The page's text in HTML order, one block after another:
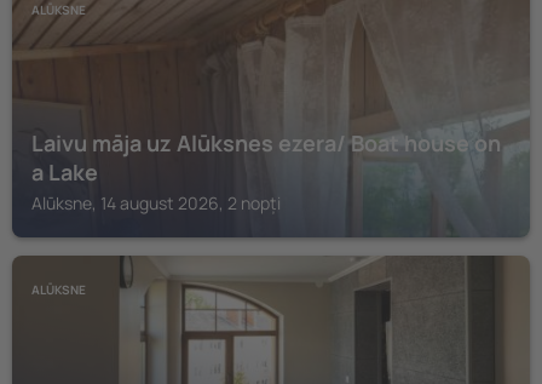
ALŪKSNE
Laivu māja uz Alūksnes ezera/ Boat house on
a Lake
Alūksne, 14 august 2026, 2 nopți
ALŪKSNE